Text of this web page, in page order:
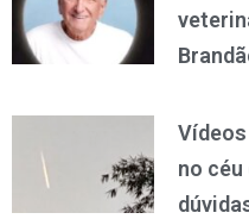
no céu